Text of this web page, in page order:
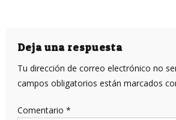
Deja una respuesta
Tu dirección de correo electrónico no
campos obligatorios están marcados
Comentario *